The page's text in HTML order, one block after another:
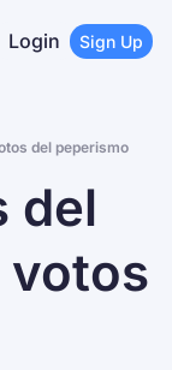
Login Sign Up
del peperismo
del
votos